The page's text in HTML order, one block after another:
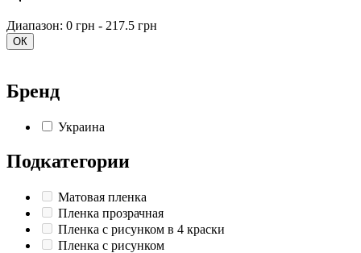
Диапазон: 0 грн - 217.5 грн
ОК
Бренд
Украина
Подкатегории
Матовая пленка
Пленка прозрачная
Пленка с рисунком в 4 краски
Пленка с рисунком